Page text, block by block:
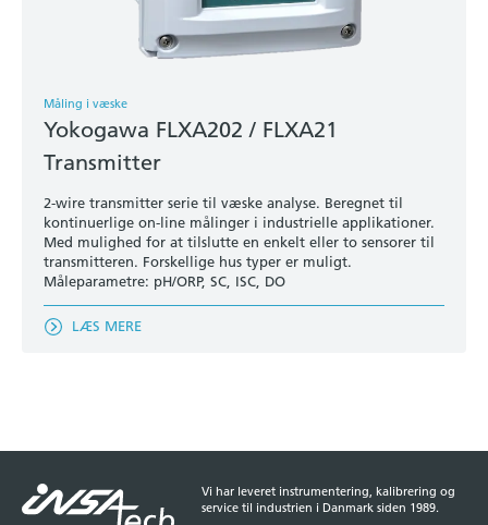
Måling i væske
Yokogawa FLXA202 / FLXA21
Transmitter
2-wire transmitter serie til væske analyse. Beregnet til
kontinuerlige on-line målinger i industrielle applikationer.
Med mulighed for at tilslutte en enkelt eller to sensorer til
transmitteren. Forskellige hus typer er muligt.
Måleparametre: pH/ORP, SC, ISC, DO
LÆS MERE
Vi har leveret instrumentering, kalibrering og
service til industrien i Danmark siden 1989.